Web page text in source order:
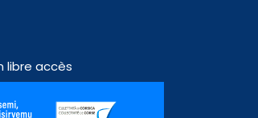
libre accès